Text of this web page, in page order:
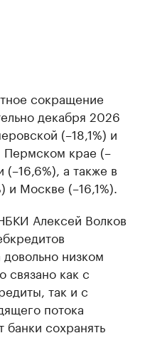
сокращение
декабря 2026
(–18,1%) и
Пермском крае (–
(–16,6%), а также в
и Москве (–16,1%).
Алексей Волков
низком
связано как с
так и с
потока
банки сохранять